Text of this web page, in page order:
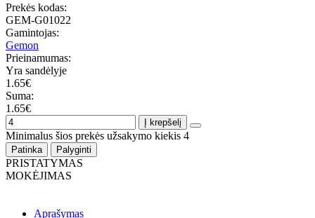
Prekės kodas:
GEM-G01022
Gamintojas:
Gemon
Prieinamumas:
Yra sandėlyje
1.65€
Suma:
1.65€
Į krepšelį
Minimalus šios prekės užsakymo kiekis 4
Patinka Palyginti
PRISTATYMAS
MOKĖJIMAS
Aprašymas